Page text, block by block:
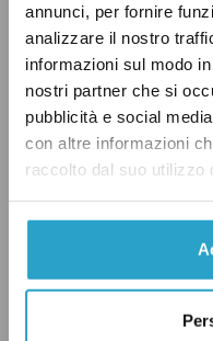
annunci, per fornire
analizzare il nostro
informazioni sul modo
nostri partner che si
pubblicità e social
con altre informazioni
raccolto dal suo utilizzo
Nel 2014 i giovani
fatto uso di
erano il19 per cento
per cento. Dunque
2017 l’aumento è
Per quanto
i giovani è dunque
sostenere che ci
per cento. Nella Ue